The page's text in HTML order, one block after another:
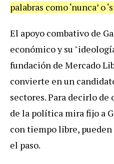
palabras como ‘nunca’ o
El apoyo combativo de
económico y su
fundación de Mercado
convierte en un
sectores. Para decirlo de
de la política mira fijo a
con tiempo libre,
el paso.